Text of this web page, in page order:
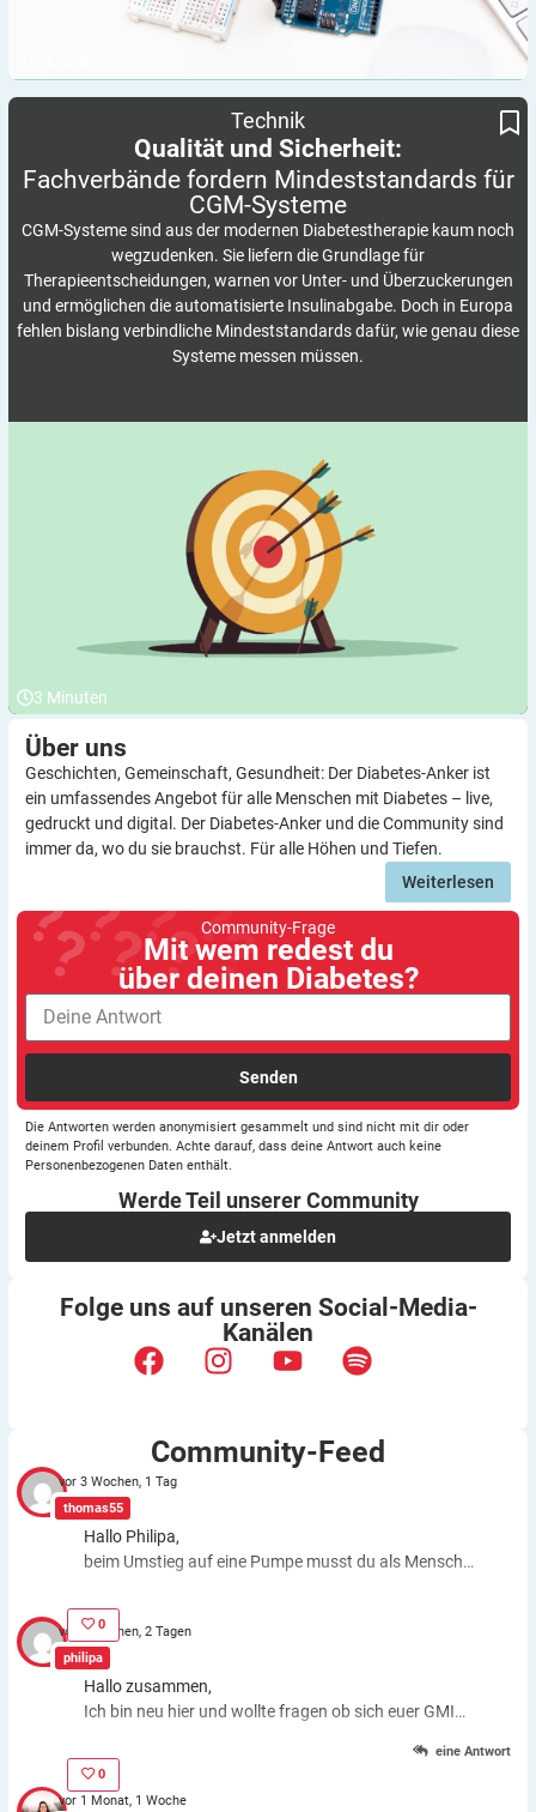
Fachverbände fordern Mindeststandards für CGM-Systeme
Technik
Qualität und Sicherheit:
Fachverbände fordern Mindeststandards für
CGM-Systeme
CGM-Systeme sind aus der modernen Diabetestherapie kaum noch
wegzudenken. Sie liefern die Grundlage für
Therapieentscheidungen, warnen vor Unter- und Überzuckerungen
und ermöglichen die automatisierte Insulinabgabe. Doch in Europa
fehlen bislang verbindliche Mindeststandards dafür, wie genau diese
Systeme messen müssen.
3 Minuten
Über uns
Geschichten, Gemeinschaft, Gesundheit: Der Diabetes-Anker ist
ein umfassendes Angebot für alle Menschen mit Diabetes – live,
gedruckt und digital. Der Diabetes-Anker und die Community sind
immer da, wo du sie brauchst. Für alle Höhen und Tiefen.
Weiterlesen
Community-Frage
Mit wem redest du
über deinen Diabetes?
Senden
Die Antworten werden anonymisiert gesammelt und sind nicht mit dir oder
deinem Profil verbunden. Achte darauf, dass deine Antwort auch keine
Personenbezogenen Daten enthält.
Werde Teil unserer Community
Jetzt anmelden
Folge uns auf unseren Social-Media-
Kanälen
Community-Feed
thomas55
vor 3 Wochen, 1 Tag
Hallo Philipa,
beim Umstieg auf eine Pumpe musst du als Mensch
ICT. Schätzfehler bleiben also. Du kannst aber die
Basalrate individuell einstellen, z.B. In den frühen
Morgenstunden mehr Insulin zuführen. Auch bei
körperlichen Anstrengungen kannst du die Basalrate
für eine Zeit stoppen, das morgens oder abends
Schätzfehlern und ansteigendem Zuckerwert kannst
du einfach mit dem Drücken von Knöpfen o.ä. Insulin
0
philipa
vor 3 Wochen, 2 Tagen
Hallo zusammen,
Ich bin neu hier und wollte fragen ob sich euer GMI
bekommen habt?
0
eine Antwort
vor 1 Monat, 1 Woche